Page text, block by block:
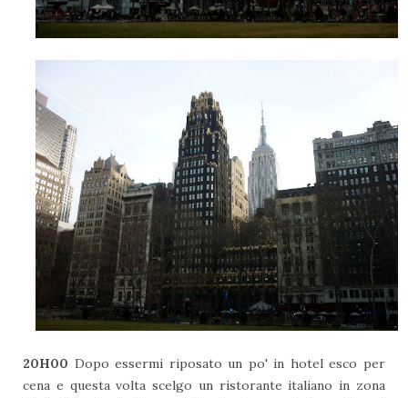
20H00 Dopo essermi riposato un po' in hotel esco per
cena e questa volta scelgo un ristorante italiano in zona